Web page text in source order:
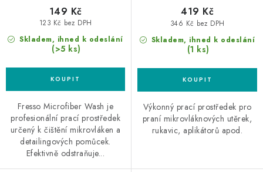
Skladem, ihned k odeslání
(>5 ks)
123 Kč bez DPH
149 Kč
Fresso Microfiber Wash je
profesionální prací prostředek
určený k čištění mikrovláken a
detailingových pomůcek.
Efektivně odstraňuje...
Skladem, ihned k odeslání
(1 ks)
346 Kč bez DPH
419 Kč
Výkonný prací prostředek pro
praní mikrovláknových utěrek,
rukavic, aplikátorů apod.